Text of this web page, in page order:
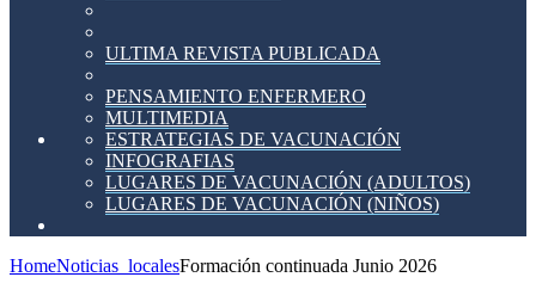
ULTIMA REVISTA PUBLICADA
PENSAMIENTO ENFERMERO
MULTIMEDIA
ESTRATEGIAS DE VACUNACIÓN
INFOGRAFIAS
LUGARES DE VACUNACIÓN (ADULTOS)
LUGARES DE VACUNACIÓN (NIÑOS)
HomeNoticias_localesFormación continuada Junio 2026